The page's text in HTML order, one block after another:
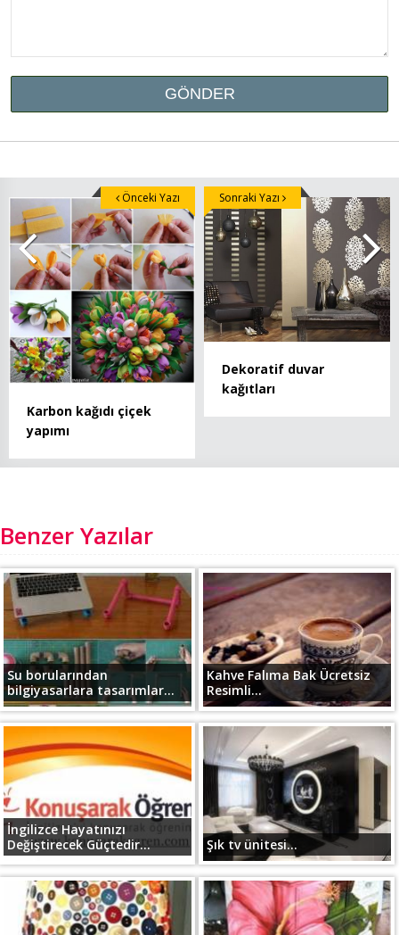
Karbon kağıdı çiçek
yapımı
Önceki Yazı
Dekoratif duvar
kağıtları
Sonraki Yazı
Benzer Yazılar
Su borularından
bilgiyasarlara tasarımlar...
Kahve Falıma Bak Ücretsiz
Resimli...
İngilizce Hayatınızı
Değiştirecek Güçtedir...
Şık tv ünitesi...